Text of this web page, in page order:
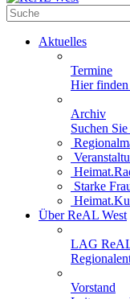
Aktuelles
Termine
Hier finden
Archiv
Suchen
Starke
Über ReAL West
LAG
Vorstand